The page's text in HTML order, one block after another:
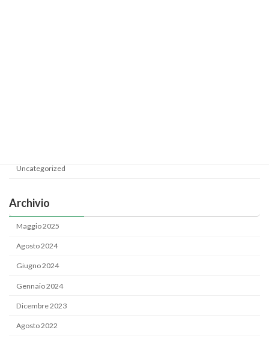
Uncategorized
Archivio
Maggio 2025
Agosto 2024
Giugno 2024
Gennaio 2024
Dicembre 2023
Agosto 2022